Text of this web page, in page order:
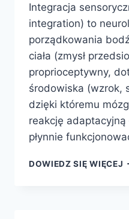
Integracja
integration) to
porządkowania
ciała (zmysł
proprioceptywny,
środowiska (wzrok,
dzięki któremu
reakcję adaptacyjną
płynnie
DOWIEDZ SIĘ WIĘCEJ